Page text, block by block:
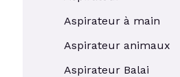
Aspirateur à main
Aspirateur animaux
Aspirateur Balai